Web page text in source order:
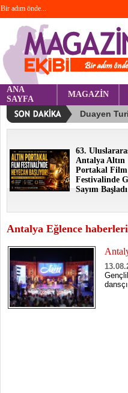
Bir adım önde...
ANA
SAYFA
MAGAZİN
63.
Antalya Altın
Portakal Film
Festivalinde
Sayım Başladı
Antalya Eğlence haberleri